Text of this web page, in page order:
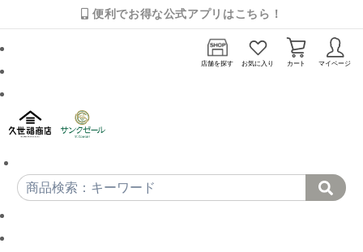
便利でお得な公式アプリはこちら！
店舗を探す お気に入り カート マイページ